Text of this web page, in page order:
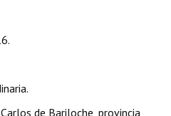
de Bariloche, provincia